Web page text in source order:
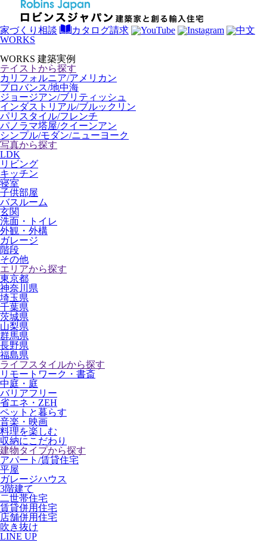
家づくり相談
カタログ請求
WORKS
WORKS 建築実例
テイストから探す
カリフォルニア/アメリカン
プロバンス/地中海
ジョージアン/ブリティッシュ
インダストリアル/ブルックリン
パリスタイル/フレンチ
パノラマ塔屋/クイーンアン
シンプル/モダン/ニューヨーク
写真から探す
LDK
リビング
キッチン
寝室
子供部屋
バスルーム
玄関
洗面・トイレ
外観・外構
ガレージ
階段
その他
エリアから探す
東京都
神奈川県
埼玉県
千葉県
茨城県
山梨県
群馬県
長野県
福島県
ライフスタイルから探す
リモートワーク・書斎
中庭・庭
バリアフリー
省エネ・ZEH
ペットと暮らす
音楽・映画
料理を楽しむ
収納にこだわり
建物タイプから探す
アパート/賃貸住宅
平屋
ガレージハウス
3階建て
二世帯住宅
賃貸併用住宅
店舗併用住宅
吹き抜け
LINE UP